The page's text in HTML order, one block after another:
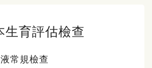
生育評估檢查
常規檢查